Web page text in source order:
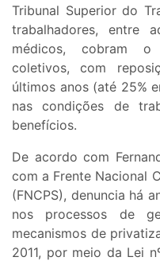
Tribunal Superior do
trabalhadores, entre
médicos, cobram
coletivos, com
últimos anos (até 25%
nas condições de
benefícios.
De acordo com
com a Frente Nacional
(FNCPS), denuncia há
nos processos de
mecanismos de
2011, por meio da Lei